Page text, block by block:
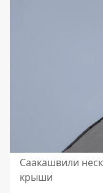
Саакашвили
крыши